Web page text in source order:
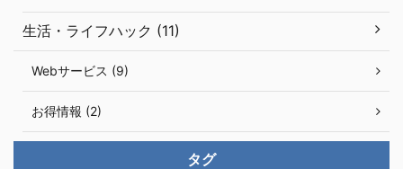
生活・ライフハック (11)
Webサービス (9)
お得情報 (2)
タグ